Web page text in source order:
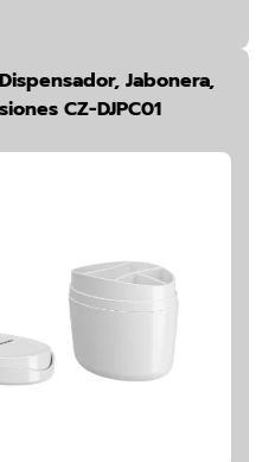
Jabonera,
CZ-DJPC01